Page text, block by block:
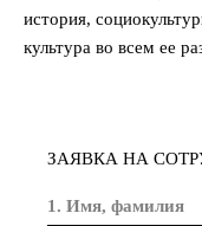
история,
культура во всем ее
ЗАЯВКА НА
1. Имя, фамилия